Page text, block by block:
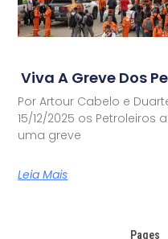
Viva A Greve Dos
Por Artour Cabelo e
15/12/2025 os
uma greve
Leia Mais
Pages